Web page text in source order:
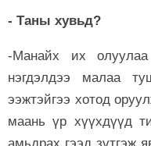
- Таны хувьд?
-Манайх их
нэгдэлдээ малаа
ээжтэйгээ хотод
маань үр хүүхдүүд